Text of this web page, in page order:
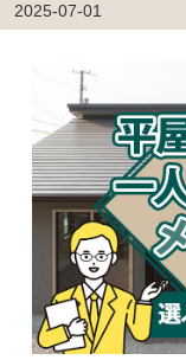
2025-07-01